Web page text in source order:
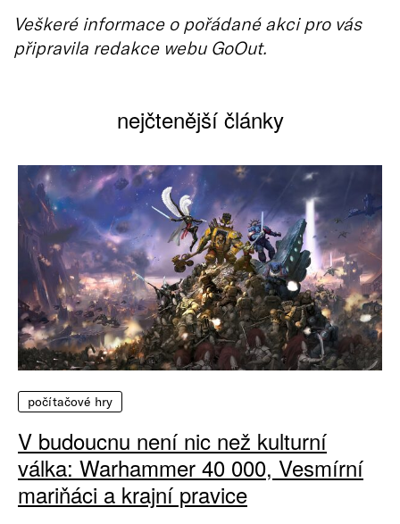
Veškeré informace o pořádané akci pro vás
připravila redakce webu GoOut.
nejčtenější články
počítačové hry
V budoucnu není nic než kulturní
válka: Warhammer 40 000, Vesmírní
mariňáci a krajní pravice